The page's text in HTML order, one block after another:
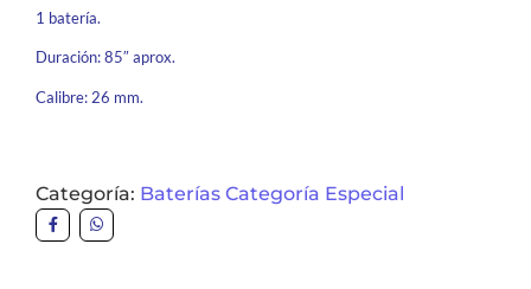
1 batería.
Duración: 85″ aprox.
Calibre: 26 mm.
Categoría: Baterías Categoría Especial